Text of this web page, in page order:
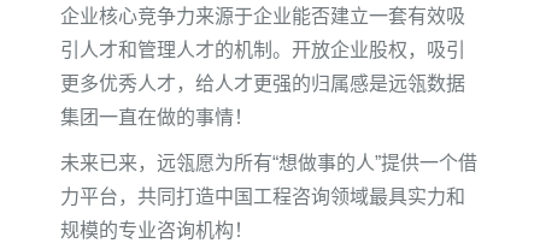
企业核心竞争力来源于企业能否建立一套有效吸
引人才和管理人才的机制。开放企业股权，吸引
更多优秀人才，给人才更强的归属感是远瓴数据
集团一直在做的事情！
未来已来，远瓴愿为所有“想做事的人”提供一个借
力平台，共同打造中国工程咨询领域最具实力和
规模的专业咨询机构！